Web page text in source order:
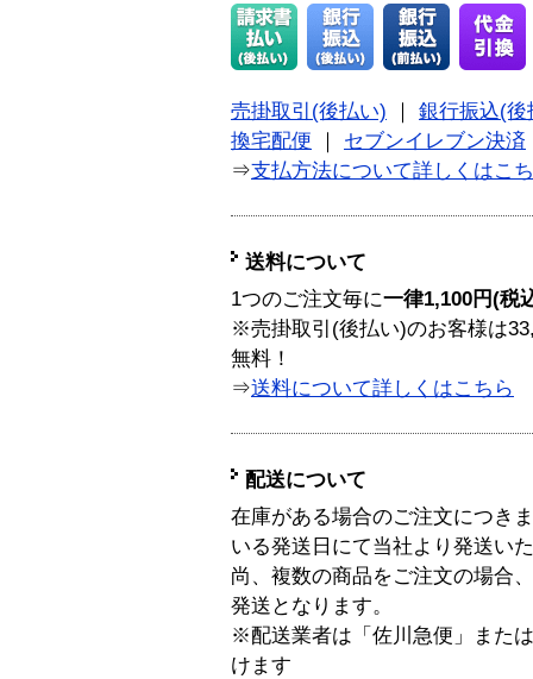
売掛取引(後払い)
銀行振込(後
換宅配便
セブンイレブン決済
⇒支払方法について詳しくはこ
送料について
1つのご注文毎に一律1,100円(税
※売掛取引(後払い)のお客様は
無料！
⇒送料について詳しくはこちら
配送について
在庫がある場合のご注文につき
いる発送日にて当社より発送い
尚、複数の商品をご注文の場合
発送となります。
※配送業者は「佐川急便」また
けます